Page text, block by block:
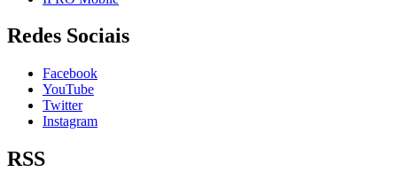
Redes Sociais
Facebook
YouTube
Twitter
Instagram
RSS